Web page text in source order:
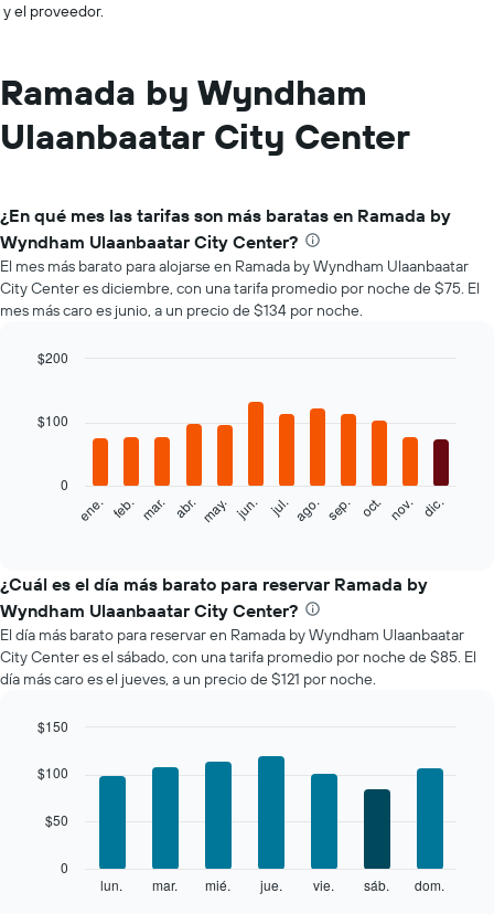
y el proveedor.
Ramada by Wyndham
Ulaanbaatar City Center
¿En qué mes las tarifas son más baratas en Ramada by
Wyndham Ulaanbaatar City Center?
El mes más barato para alojarse en Ramada by Wyndham Ulaanbaatar
City Center es diciembre, con una tarifa promedio por noche de $75. El
mes más caro es junio, a un precio de $134 por noche.
with
siguiente
el
precio
promedio
de
una
habitación
mes
gráfico
eje
ene. feb. mar. abr. may. jun. jul. ago. sep. oct. nov. dic.
0
$100
$200
¿Cuál es el día más barato para reservar Ramada by
Wyndham Ulaanbaatar City Center?
El día más barato para reservar en Ramada by Wyndham Ulaanbaatar
City Center es el sábado, con una tarifa promedio por noche de $85. El
día más caro es el jueves, a un precio de $121 por noche.
chart
with
bars.
graphic.
lun. mar. mié. jue. vie. sáb. dom.
0
$50
$100
$150